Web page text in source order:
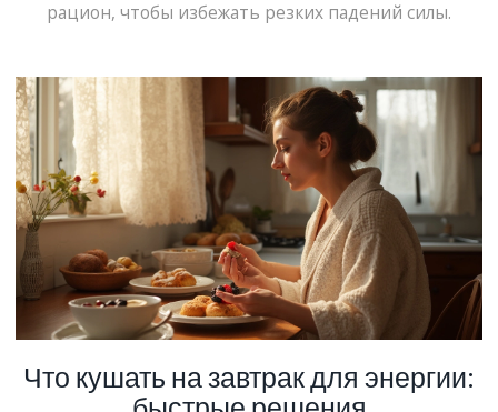
рацион, чтобы избежать резких падений силы.
Что кушать на завтрак для энергии: